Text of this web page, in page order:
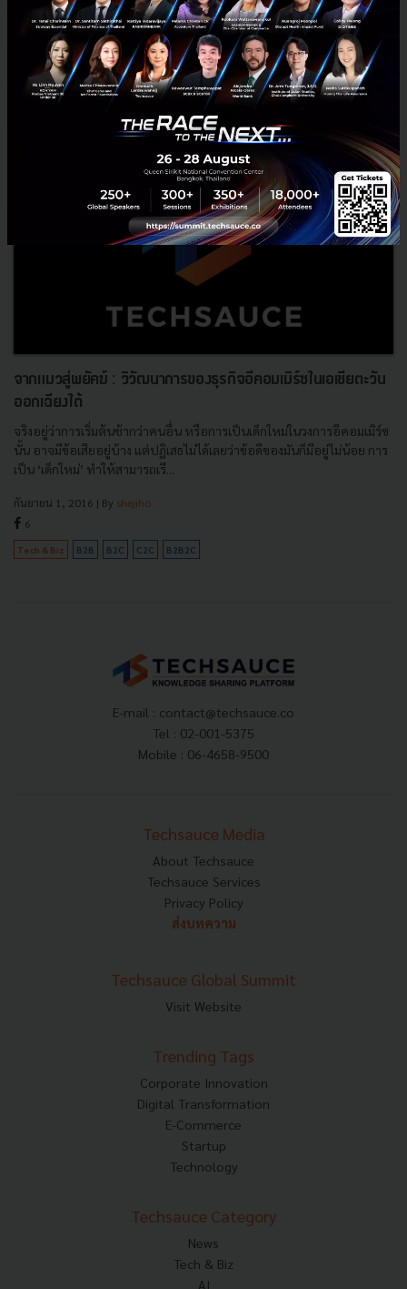
(บมจ. เจดับเบิ้ลยูดี อินโฟโลจิสติกส์) ผู้ให้บริการ logistics ของไทยเล็งเห็น
โอกาสที่จะช่วยสร้างการเติบโตด้าน B2C ควบ...
กันยายน 6, 2019| ByChayanit Dasree
305
จากแมวสู่พยัคฆ์ : วิวัฒนาการของธุรกิจอีคอมเมิร์ซในเอเชียตะวัน
ออกเฉียงใต้
จริงอยู่ว่าการเริ่มต้นช้ากว่าคนอื่น หรือการเป็นเด็กใหม่ในวงการอีคอมเมิร์ซ
นั้น อาจมีข้อเสียอยู่บ้าง แต่ปฏิเสธไม่ได้เลยว่าข้อดีของมันก็มีอยู่ไม่น้อย การ
เป็น ‘เด็กใหม่’ ทำให้สามารถเรี...
กันยายน 1, 2016 | By shejiho
6
Tech & Biz B2B B2C C2C B2B2C
E-mail : contact@techsauce.co
Tel : 02-001-5375
Mobile : 06-4658-9500
Techsauce Media
About Techsauce
Techsauce Services
Privacy Policy
ส่งบทความ
Techsauce Global Summit
Visit Website
Trending Tags
Corporate Innovation
Digital Transformation
E-Commerce
Startup
Technology
Techsauce Category
News
Tech & Biz
AI